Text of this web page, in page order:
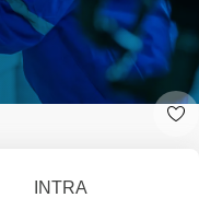
INTRA